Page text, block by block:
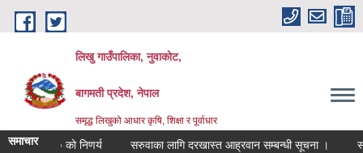
Skip to main content
लिखु गाउँपालिका, नुवाकोट,
बागमती प्रदेश, नेपाल
समृद्ध लिखुको आधार कृषि, शिक्षा र पूर्वाधार
समाचार को निणर्य सरुवाका लागि दरखास्त आह्रवान सम्बन्धी सूचना ।